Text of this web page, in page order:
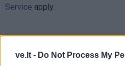
ve.lt - Do Not Process My
Service apply.